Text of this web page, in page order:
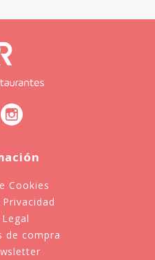
Cookies
de compra